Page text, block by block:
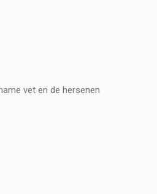
vet en de hersenen